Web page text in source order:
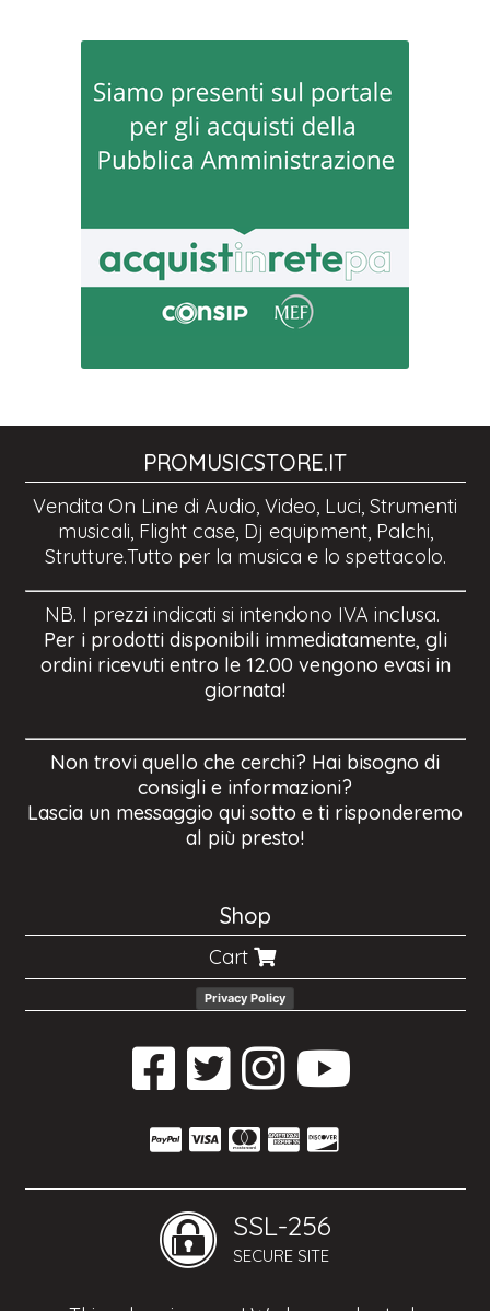
PROMUSICSTORE.IT
Vendita On Line di Audio, Video, Luci, Strumenti
musicali, Flight case, Dj equipment, Palchi,
Strutture.Tutto per la musica e lo spettacolo.
NB. I prezzi indicati si intendono IVA inclusa.
Per i prodotti disponibili immediatamente, gli
ordini ricevuti entro le 12.00 vengono evasi in
giornata!
Non trovi quello che cerchi? Hai bisogno di
consigli e informazioni?
Lascia un messaggio qui sotto e ti risponderemo
al più presto!
Shop
Cart
Privacy Policy
SSL-256
SECURE SITE